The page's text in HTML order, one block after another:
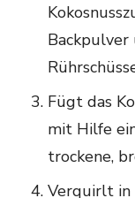
Fügt das
mit Hilfe
trockene,
Verquirlt in